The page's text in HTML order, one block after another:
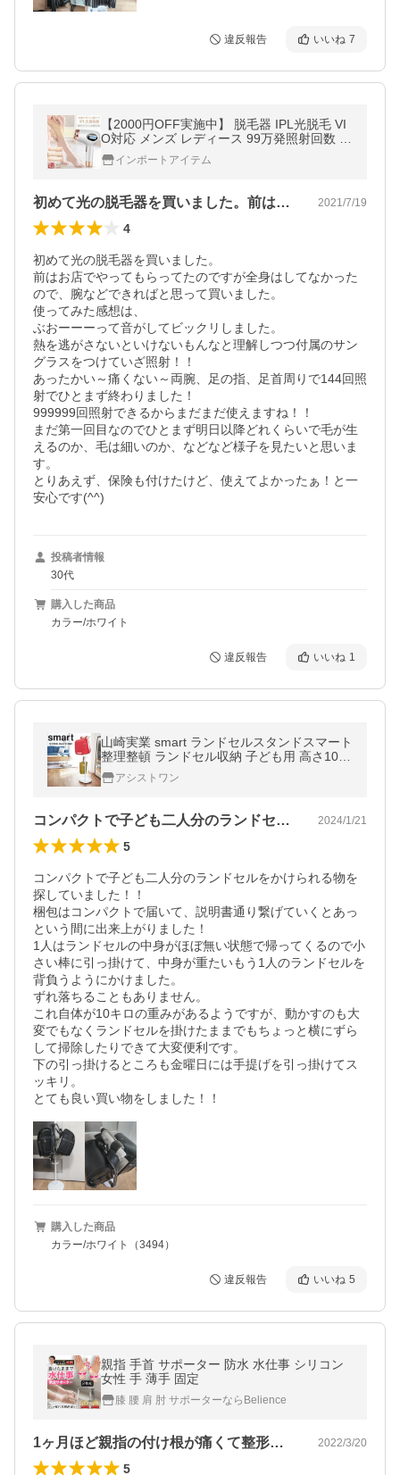
違反報告 いいね 7
【2000円OFF実施中】 脱毛器 IPL光脱毛 VI
O対応 メンズ レディース 99万発照射回数 フ
ラッシュ 家庭用 やすい サングラス 自動照射
全身インポートアイテム
初めて光の脱毛器を買いました。前はお店… 2021/7/19
4
初めて光の脱毛器を買いました。
前はお店でやってもらってたのですが全身はしてなかった
ので、腕などできればと思って買いました。
使ってみた感想は、
ぶおーーーって音がしてビックリしました。
熱を逃がさないといけないもんなと理解しつつ付属のサン
グラスをつけていざ照射！！
あったかい～痛くない～両腕、足の指、足首周りで144回照
射でひとまず終わりました！
999999回照射できるからまだまだ使えますね！！
まだ第一回目なのでひとまず明日以降どれくらいで毛が生
えるのか、毛は細いのか、などなど様子を見たいと思いま
す。
とりあえず、保険も付けたけど、使えてよかったぁ！と一
安心です(^^)
投稿者情報
30代
購入した商品
カラー/ホワイト
違反報告 いいね 1
山崎実業 smart ランドセルスタンドスマート
整理整頓 ランドセル収納 子ども用 高さ100c
m コートハンガー ホワイト ブラック 3494 3
495アシストワン
コンパクトで子ども二人分のランドセルを… 2024/1/21
5
コンパクトで子ども二人分のランドセルをかけられる物を
探していました！！
梱包はコンパクトで届いて、説明書通り繋げていくとあっ
という間に出来上がりました！
1人はランドセルの中身がほぼ無い状態で帰ってくるので小
さい棒に引っ掛けて、中身が重たいもう1人のランドセルを
背負うようにかけました。
ずれ落ちることもありません。
これ自体が10キロの重みがあるようですが、動かすのも大
変でもなくランドセルを掛けたままでもちょっと横にずら
して掃除したりできて大変便利です。
下の引っ掛けるところも金曜日には手提げを引っ掛けてス
ッキリ。
とても良い買い物をしました！！
購入した商品
カラー/ホワイト（3494）
違反報告 いいね 5
親指 手首 サポーター 防水 水仕事 シリコン
女性 手 薄手 固定
膝 腰 肩 肘 サポーターならBelience
1ヶ月ほど親指の付け根が痛くて整形外科… 2022/3/20
5